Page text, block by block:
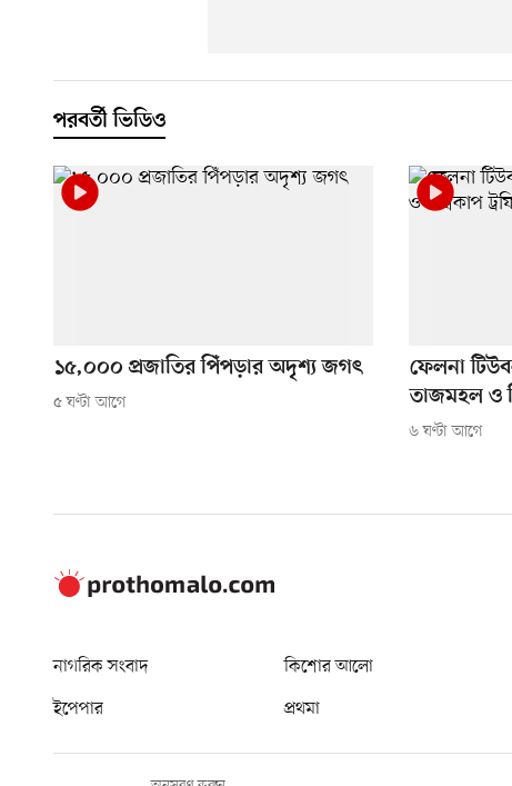
পরবর্তী ভিডিও
১৫,০০০ প্রজাতির পিঁপড়ার অদৃশ্য জগৎ
৫ ঘণ্টা আগে
ফেলনা
তাজমহল ও
৬ ঘণ্টা আগে
নাগরিক সংবাদ কিশোর আলো
ইপেপার
প্রথমা